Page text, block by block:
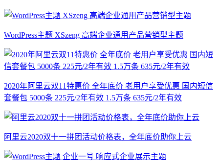
WordPress主题 XSzeng 高端企业通用产品营销型主题
2020年阿里云双11特惠价 全年底价 老用户享受优惠 国内短信
套餐包 5000条 225元/2年有效 1.5万条 635元/2年有效
阿里云2020双十一拼团活动价格表，全年底价助你上云